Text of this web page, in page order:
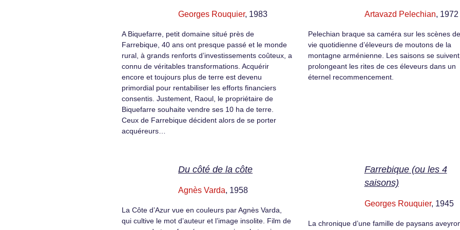
Georges Rouquier, 1983
A Biquefarre, petit domaine situé près de
Farrebique, 40 ans ont presque passé et le monde
rural, à grands renforts d’investissements coûteux, a
connu de véritables transformations. Acquérir
encore et toujours plus de terre est devenu
primordial pour rentabiliser les efforts financiers
consentis. Justement, Raoul, le propriétaire de
Biquefarre souhaite vendre ses 10 ha de terre.
Ceux de Farrebique décident alors de se porter
acquéreurs…
Artavazd Pelechian, 1972
Pelechian braque sa caméra sur les scènes
vie quotidienne d’éleveurs de moutons de la
montagne arménienne. Les saisons se suivent,
prolongeant les rites de ces éleveurs dans un
éternel recommencement.
Du côté de la côte
Agnès Varda, 1958
La Côte d’Azur vue en couleurs par Agnès Varda,
qui cultive le mot d’auteur et l’image insolite. Film de
Farrebique (ou les 4
saisons)
Georges Rouquier, 1945
La chronique d’une famille de paysans